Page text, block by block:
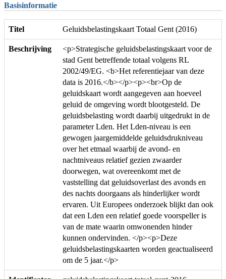
Basisinformatie
Titel Geluidsbelastingskaart Totaal Gent (2016)
Beschrijving
<p>Strategische geluidsbelastingskaart voor de
stad Gent betreffende totaal volgens RL
2002/49/EG. <b>Het referentiejaar van deze
data is 2016.</b></p><p><br>Op de
geluidskaart wordt aangegeven aan hoeveel
geluid de omgeving wordt blootgesteld. De
geluidsbelasting wordt daarbij uitgedrukt in de
parameter Lden. Het Lden-niveau is een
gewogen jaargemiddelde geluidsdrukniveau
over het etmaal waarbij de avond- en
nachtniveaus relatief gezien zwaarder
doorwegen, wat overeenkomt met de
vaststelling dat geluidsoverlast des avonds en
des nachts doorgaans als hinderlijker wordt
ervaren. Uit Europees onderzoek blijkt dan ook
dat een Lden een relatief goede voorspeller is
van de mate waarin omwonenden hinder
kunnen ondervinden. </p><p>Deze
geluidsbelastingskaarten worden geactualiseerd
om de 5 jaar.</p>